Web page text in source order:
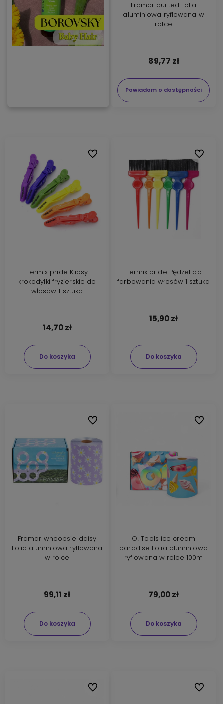
Framar quilted Folia
aluminiowa ryflowana w
rolce
89,77 zł
Powiadom o dostępności
Termix pride Klipsy
krokodylki fryzjerskie do
włosów 1 sztuka
14,70 zł
Do koszyka
Do ulubionych
Termix pride Pędzel do
farbowania włosów 1 sztuka
15,90 zł
Do koszyka
Do
Framar whoopsie daisy
Folia aluminiowa ryflowana
w rolce
99,11 zł
Do koszyka
Do ulubionych
O! Tools ice cream
paradise Folia aluminiowa
ryflowana w rolce 100m
79,00 zł
Do koszyka
Do
Do ulubionych Do